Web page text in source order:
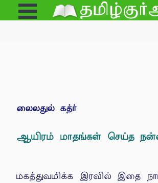
Open
Menu
லைலதுல் கத்ர்
ஆயிரம் மாதங்கள் செய்த
மகத்துவமிக்க இரவில் இதை